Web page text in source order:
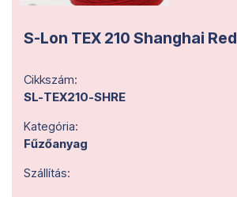
S-Lon TEX 210 Shanghai Red
Cikkszám:
SL-TEX210-SHRE
Kategória:
Fűzőanyag
Szállítás: